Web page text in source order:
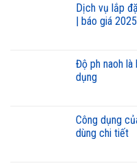
dịch vụ lắp đặt sửa chữa đèn hồ bơi chuyên nghiệp
| báo giá 2025
độ ph naoh là bao nhiêu? công thức tính và ứng
dụng
công dụng của naoh trong xử lý nước thải và cách
dùng chi tiết